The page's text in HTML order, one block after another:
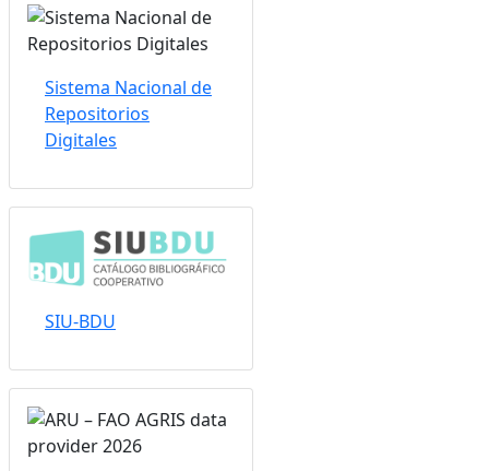
Sistema Nacional de
Repositorios
Digitales
SIU-BDU